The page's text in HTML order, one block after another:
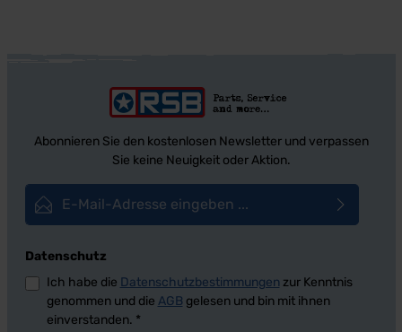
Abonnieren Sie den kostenlosen Newsletter und verpassen
Sie keine Neuigkeit oder Aktion.
Datenschutz
Ich habe die Datenschutzbestimmungen zur Kenntnis
genommen und die AGB gelesen und bin mit ihnen
einverstanden. *